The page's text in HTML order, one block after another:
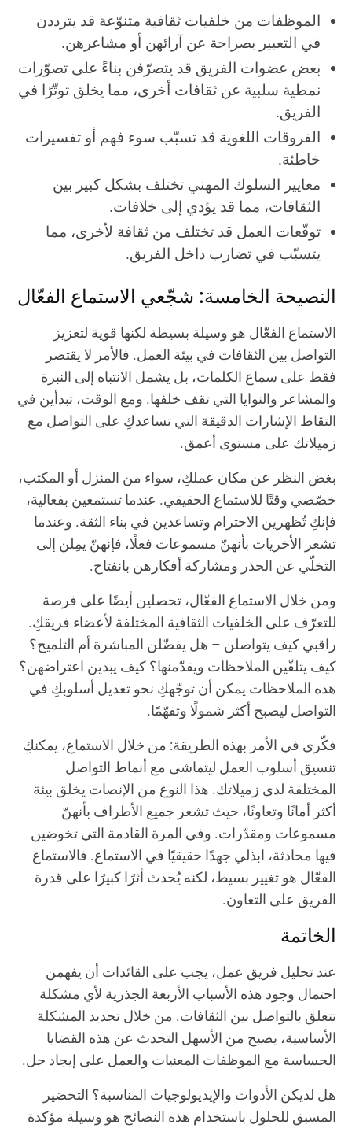
الموظفات من خلفيات ثقافية متنوّعة قد يترددن
في التعبير بصراحة عن آرائهن أو مشاعرهن.
بعض عضوات الفريق قد يتصرّفن بناءً على تصوّرات
نمطية سلبية عن ثقافات أخرى، مما يخلق توتّرًا في
الفريق.
الفروقات اللغوية قد تسبّب سوء فهم أو تفسيرات
خاطئة.
معايير السلوك المهني تختلف بشكل كبير بين
الثقافات، مما قد يؤدي إلى خلافات.
توقّعات العمل قد تختلف من ثقافة لأخرى، مما
يتسبّب في تضارب داخل الفريق.
النصيحة الخامسة: شجّعي الاستماع الفعّال
الاستماع الفعّال هو وسيلة بسيطة لكنها قوية لتعزيز
التواصل بين الثقافات في بيئة العمل. فالأمر لا يقتصر
فقط على سماع الكلمات، بل يشمل الانتباه إلى النبرة
والمشاعر والنوايا التي تقف خلفها. ومع الوقت، تبدأين في
التقاط الإشارات الدقيقة التي تساعدكِ على التواصل مع
زميلاتك على مستوى أعمق.
بغض النظر عن مكان عملكِ، سواء من المنزل أو المكتب،
خصّصي وقتًا للاستماع الحقيقي. عندما تستمعين بفعالية،
فإنكِ تُظهرين الاحترام وتساعدين في بناء الثقة. وعندما
تشعر الأخريات بأنهنّ مسموعات فعلًا، فإنهنّ يمِلن إلى
التخلّي عن الحذر ومشاركة أفكارهن بانفتاح.
ومن خلال الاستماع الفعّال، تحصلين أيضًا على فرصة
للتعرّف على الخلفيات الثقافية المختلفة لأعضاء فريقكِ.
راقبي كيف يتواصلن – هل يفضّلن المباشرة أم التلميح؟
كيف يتلقّين الملاحظات ويقدّمنها؟ كيف يبدين اعتراضهن؟
هذه الملاحظات يمكن أن توجّهكِ نحو تعديل أسلوبكِ في
التواصل ليصبح أكثر شمولًا وتفهّمًا.
فكّري في الأمر بهذه الطريقة: من خلال الاستماع، يمكنكِ
تنسيق أسلوب العمل ليتماشى مع أنماط التواصل
المختلفة لدى زميلاتك. هذا النوع من الإنصات يخلق بيئة
أكثر أمانًا وتعاونًا، حيث تشعر جميع الأطراف بأنهنّ
مسموعات ومقدّرات. وفي المرة القادمة التي تخوضين
فيها محادثة، ابذلي جهدًا حقيقيًا في الاستماع. فالاستماع
الفعّال هو تغيير بسيط، لكنه يُحدث أثرًا كبيرًا على قدرة
الفريق على التعاون.
الخاتمة
عند تحليل فريق عمل، يجب على القائدات أن يفهمن
احتمال وجود هذه الأسباب الأربعة الجذرية لأي مشكلة
تتعلق بالتواصل بين الثقافات. من خلال تحديد المشكلة
الأساسية، يصبح من الأسهل التحدث عن هذه القضايا
الحساسة مع الموظفات المعنيات والعمل على إيجاد حل.
هل لديكن الأدوات والإيديولوجيات المناسبة؟ التحضير
المسبق للحلول باستخدام هذه النصائح هو وسيلة مؤكدة